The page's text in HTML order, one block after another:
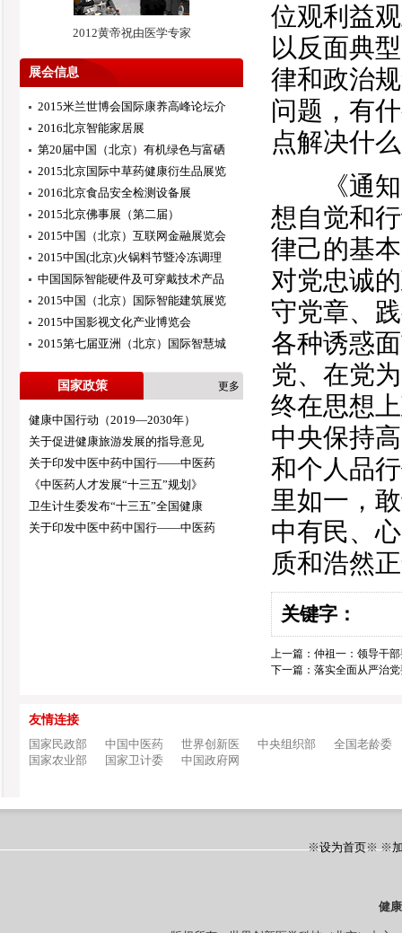
2012黄帝祝由医学专家
展会信息
2015米兰世博会国际康养高峰论坛介
2016北京智能家居展
第20届中国（北京）有机绿色与富硒
2015北京国际中草药健康衍生品展览
2016北京食品安全检测设备展
2015北京佛事展（第二届）
2015中国（北京）互联网金融展览会
2015中国(北京)火锅料节暨冷冻调理
中国国际智能硬件及可穿戴技术产品
2015中国（北京）国际智能建筑展览
2015中国影视文化产业博览会
2015第七届亚洲（北京）国际智慧城
国家政策 更多
健康中国行动（2019—2030年）
关于促进健康旅游发展的指导意见
关于印发中医中药中国行——中医药
《中医药人才发展“十三五”规划》
卫生计生委发布“十三五”全国健康
关于印发中医中药中国行——中医药
位观利益
以反面典
律和政治
问题，有
点解决什
《通知
想自觉和
律己的基
对党忠诚
守党章、
各种诱惑
党、在党
终在思想
中央保持
和个人品
里如一，
中有民、
质和浩然
关键字：
上一篇： 仲祖一：领导干
下一篇： 落实全面从严治
友情连接
国家民政部
中国中医药 世界创新医 中央组织部
全国老龄委
国家农业部
国家卫计委 中国政府网
※设为首页※ ※
健